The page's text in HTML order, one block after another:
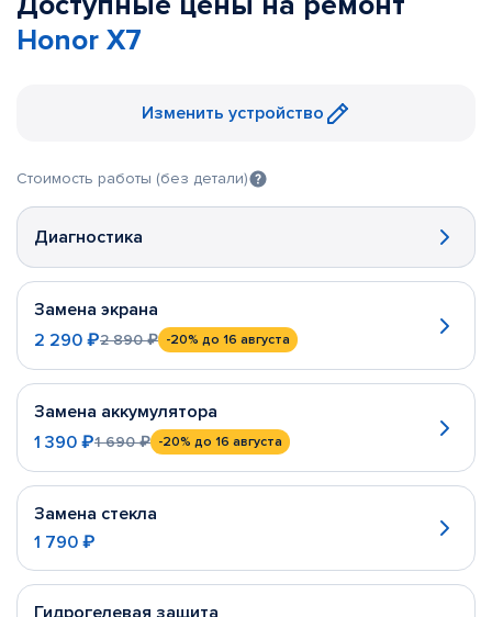
Honor X7
Изменить устройство
Стоимость работы (без детали)
Диагностика
Замена экрана
2 290 ₽2 890 ₽ -20% до 16 августа
Замена аккумулятора
1 390 ₽1 690 ₽ -20% до 16 августа
Замена стекла
1 790 ₽
Гидрогелевая защита